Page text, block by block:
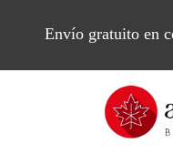
Envío gratuito en